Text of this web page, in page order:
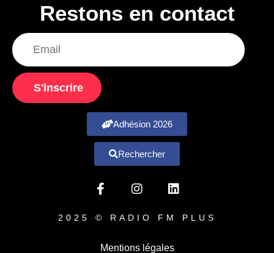
Restons en contact
S'inscrire
Adhésion 2026
Rechercher
2025 © RADIO FM PLUS
Mentions légales